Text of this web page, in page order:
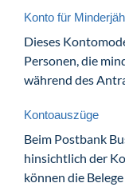
Konto für
Dieses
Personen, die
während des
Kontoauszüge
Beim Postbank
hinsichtlich der
können die